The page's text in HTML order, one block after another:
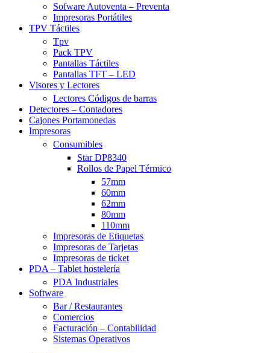
Sofware Autoventa – Preventa
Impresoras Portátiles
TPV Táctiles
Tpv
Pack TPV
Pantallas Táctiles
Pantallas TFT – LED
Visores y Lectores
Lectores Códigos de barras
Detectores – Contadores
Cajones Portamonedas
Impresoras
Consumibles
Star DP8340
Rollos de Papel Térmico
57mm
60mm
62mm
80mm
110mm
Impresoras de Etiquetas
Impresoras de Tarjetas
Impresoras de ticket
PDA – Tablet hostelería
PDA Industriales
Software
Bar / Restaurantes
Comercios
Facturación – Contabilidad
Sistemas Operativos